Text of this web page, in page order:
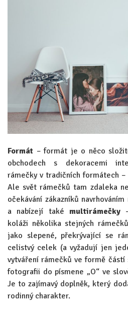
Formát – formát je o něco
obchodech s dekoracemi
rámečky v tradičních formátech –
Ale svět rámečků tam zdaleka
očekávání zákazníků
a nabízejí také multirámečky–
koláži několika stejných
jako slepené, překrývající se
celistvý celek (a vyžadují jen
vytváření rámečků ve formě
fotografii do písmene „O“ ve
Je to zajímavý doplněk, který
rodinný charakter.